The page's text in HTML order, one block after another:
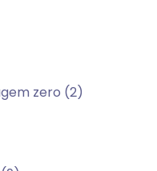
zero (2)